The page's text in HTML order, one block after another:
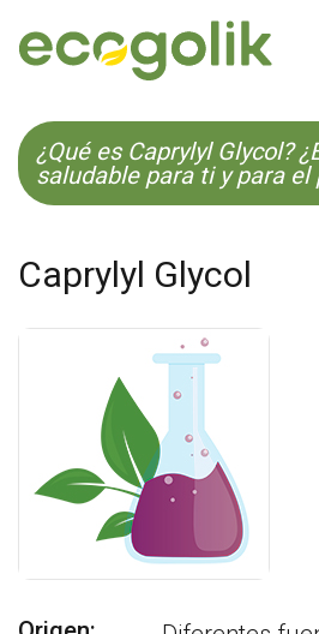
EN ES
¿Qué es Caprylyl Glycol?
saludable para ti y para el
Caprylyl Glycol